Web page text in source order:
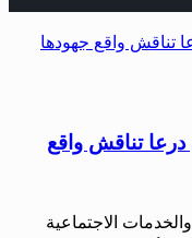
درعا تناقش واقع
الاجتماعية